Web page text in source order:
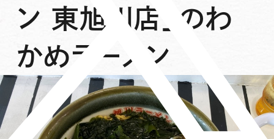
ン 東旭川店」のわ
かめラーメン